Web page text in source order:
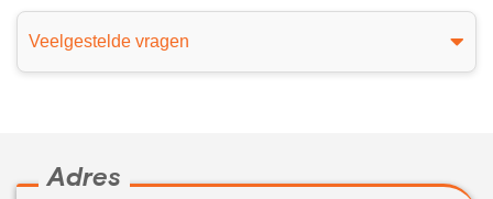
Veelgestelde vragen
Adres